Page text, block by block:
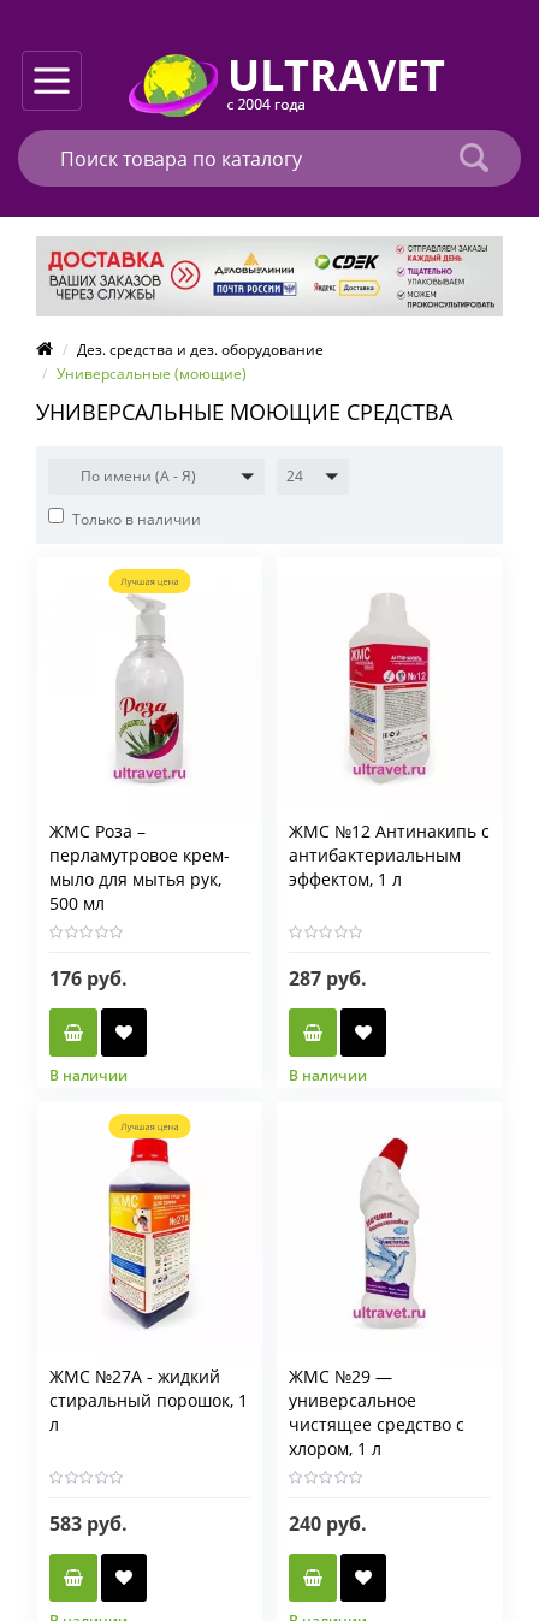
Дез. средства и дез. оборудование
Универсальные (моющие)
УНИВЕРСАЛЬНЫЕ МОЮЩИЕ СРЕДСТВА
По имени (A - Я) 24
Только в наличии
ЖМС Роза –
перламутровое крем-
мыло для мытья рук,
500 мл
176 руб.
В наличии
ЖМС №12 Антинакипь с
антибактериальным
эффектом, 1 л
287 руб.
В наличии
ЖМС №27А - жидкий
стиральный порошок, 1
л
583 руб.
ЖМС №29 —
универсальное
чистящее средство с
хлором, 1 л
240 руб.